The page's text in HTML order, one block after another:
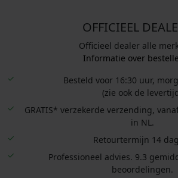
OFFICIEEL
Officieel dealer alle
Informatie over
Besteld voor 16:30 uur,
(zie ook de
GRATIS* verzekerde verzending,
in NL.
Retourtermijn 14
Professioneel advies. 9.3
beoordelingen.